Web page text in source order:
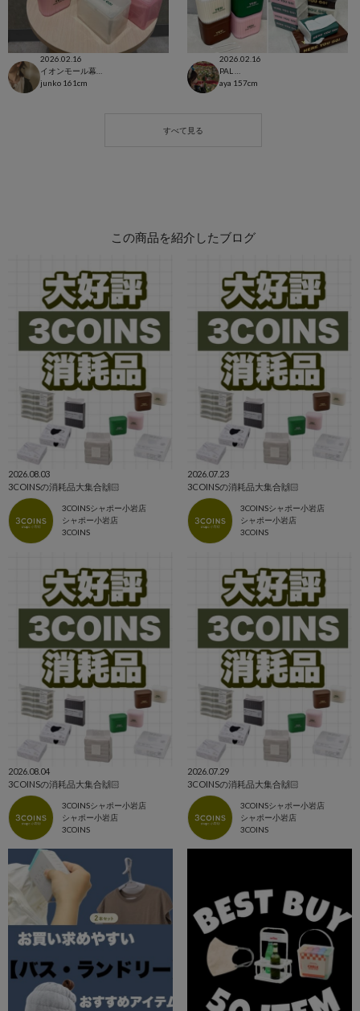
2026.02.16
junko 161cm
2026.02.16
aya 157cm
この商品を紹介したブログ
2026.08.03
3COINSの消耗品大集合🙌🏻
3COINSシャポー小岩店
シャポー小岩店
3COINS
2026.07.23
3COINSの消耗品大集合🙌🏻
3COINSシャポー小岩店
シャポー小岩店
3COINS
2026.08.04
3COINSの消耗品大集合🙌🏻
3COINSシャポー小岩店
シャポー小岩店
3COINS
2026.07.29
3COINSの消耗品大集合🙌🏻
3COINSシャポー小岩店
シャポー小岩店
3COINS